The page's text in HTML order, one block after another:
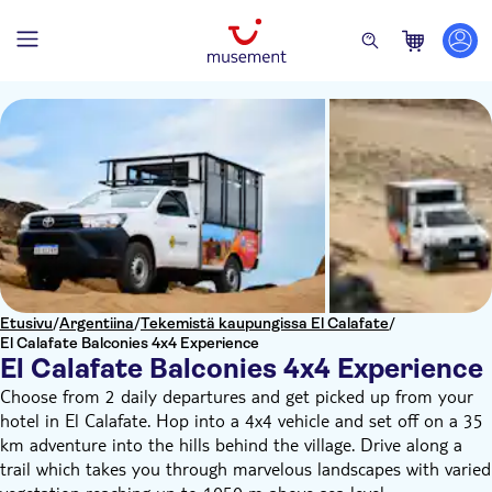
Etusivu/Argentiina/Tekemistä kaupungissa El Calafate/
El Calafate Balconies 4x4 Experience
El Calafate Balconies 4x4 Experience
Choose from 2 daily departures and get picked up from your
hotel in El Calafate. Hop into a 4x4 vehicle and set off on a 35
km adventure into the hills behind the village. Drive along a
trail which takes you through marvelous landscapes with varied